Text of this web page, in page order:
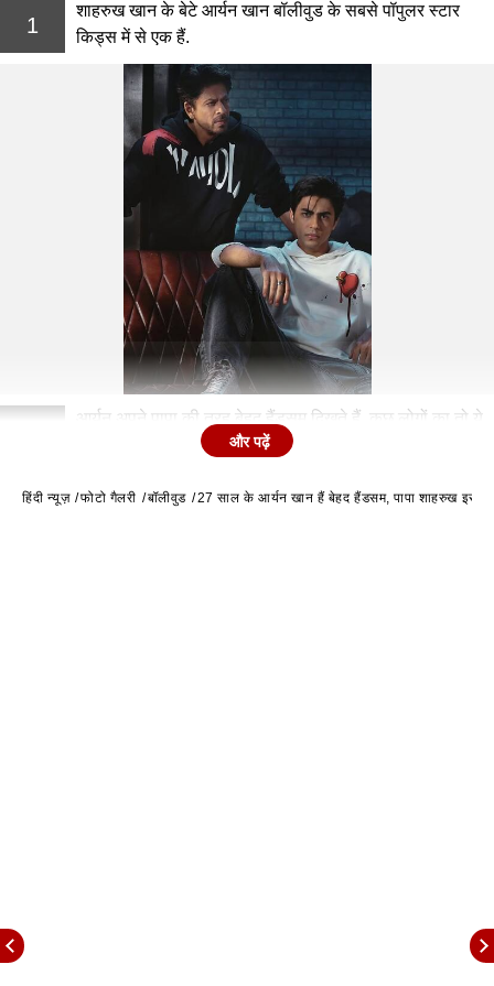
1
शाहरुख खान के बेटे आर्यन खान बॉलीवुड के सबसे पॉपुलर स्टार
किड्स में से एक हैं.
आर्यन अपने पापा की तरह बेहद हैंडसम दिखते हैं. कुछ लोगों का तो ये
भी कहना है कि वो अपने पापा शाहरुख की कार्बन कॉपी हैं.
और पढ़ें
हिंदी न्यूज़ फोटो गैलरी बॉलीवुड 27 साल के आर्यन खान हैं बेहद हैंडसम, पापा शाहरुख इस